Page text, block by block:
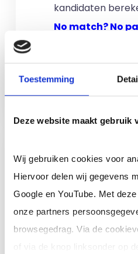
Toestemming
Deze website maakt gebruik
Wij gebruiken cookies voor
Hiervoor delen wij gegevens
Google en YouTube. Met
onze partners
browsegedrag. Via de
kandidaten
No match? No
alleen gemaakt
voor u aan de
Meer informatie
freelance of
loondienst)